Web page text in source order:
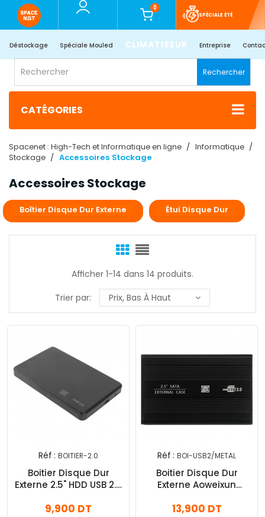
0
SPÉCIALE ÉTÉ
Déstockage Spéciale Mouled CLIMATISEUR Entreprise
Rechercher
CATÉGORIES
Spacenet : High-Tech et Informatique en ligne
Informatique
Stockage
Accessoires Stockage
Accessoires Stockage
Boîtier Disque Dur Externe Étui Disque Dur
Afficher 1-14 dans 14 produits.
Trier par:
Prix, Bas À Haut
Réf : BOITIER-2.0
Boitier Disque Dur
Externe 2.5" HDD USB 2.0
9,900 DT
Réf : BOI-USB2/METAL
Boitier Disque Dur
Externe Aoweixun
13,900 DT